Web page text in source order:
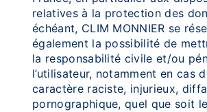
relatives à la protection des
échéant, CLIM MONNIER se
également la possibilité de
la responsabilité civile et/ou
l’utilisateur, notamment en cas
caractère raciste, injurieux,
pornographique, quel que soit